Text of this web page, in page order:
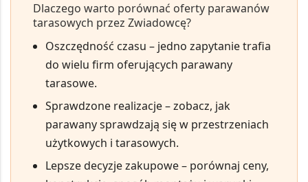
Dlaczego warto porównać oferty parawanów
tarasowych przez Zwiadowcę?
Oszczędność czasu – jedno zapytanie trafia
do wielu firm oferujących parawany
tarasowe.
Sprawdzone realizacje– zobacz, jak
parawany sprawdzają się w przestrzeniach
użytkowych i tarasowych.
Lepsze decyzje zakupowe– porównaj ceny,